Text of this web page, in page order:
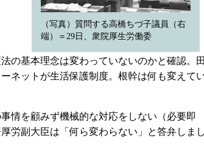
（写真）質問する高橋ちづ子議員（右
端）＝29日、衆院厚生労働委
の基本理念は変わっていないのかと確認。田
ネットが生活保護制度。根幹は何も変えて
情を顧みず機械的な対応をしない（必要即
労副大臣は「何ら変わらない」と答弁しまし